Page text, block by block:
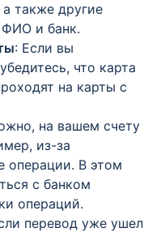
также другие
ФИО и банк.
: Если вы
что карта
на карты с
на вашем счету
из-за
операции. В этом
с банком
операций.
перевод уже ушел